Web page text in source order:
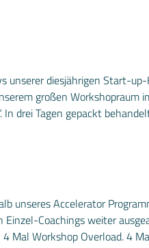
unserer diesjährigen Start-
großen Workshopraum
drei Tagen gepackt
unseres Accelerator
Coachings weiter
Mal Workshop Overload. 4